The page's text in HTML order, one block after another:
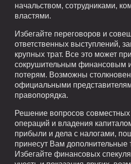
начальством, сотрудниками,
властями.
Избегайте переговоров и
ответственных выступлений,
крупных трат. Все это может
сокрушительным финансовым
потерям. Возможны
официальными
правопорядка.
Решение вопросов
операций и владения
прибыли и дела с налогами,
принесут Вам дополнительные
Избегайте финансовых